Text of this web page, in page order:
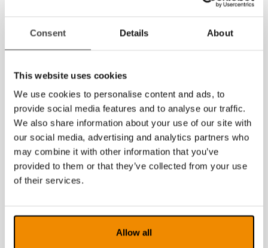
Consent Details About
This website uses cookies
We use cookies to personalise content and ads, to
provide social media features and to analyse our traffic.
We also share information about your use of our site with
our social media, advertising and analytics partners who
may combine it with other information that you’ve
provided to them or that they’ve collected from your use
of their services.
Allow all
Téléagrandisseur
pliable, portable
MagniLink One
pliable offrant